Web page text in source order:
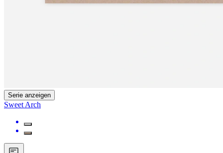
Serie anzeigen
Sweet Arch